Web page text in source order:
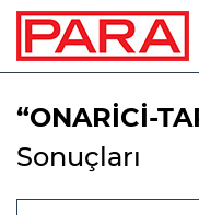
“ONARİCİ-
Sonuçları